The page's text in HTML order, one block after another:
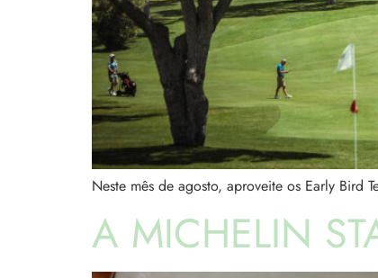
Neste mês de agosto, aproveite os Early Bird
A MICHELIN